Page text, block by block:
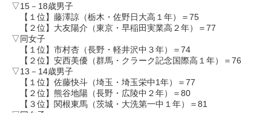
▽15－18歳男子
【１位】藤澤諒（栃木・佐野日大高１年）＝75
【２位】大友陽介（東京・早稲田実業高２年）＝77
▽同女子
【１位】市村杏（長野・軽井沢中３年）＝74
【２位】安西美優（群馬・クラーク記念国際高１年）＝76
▽13－14歳男子
【１位】佐藤快斗（埼玉・埼玉栄中1年）＝77
【２位】熊谷地陽（長野・広陵中２年）＝80
【３位】関根東馬（茨城・大洗第一中１年）＝81